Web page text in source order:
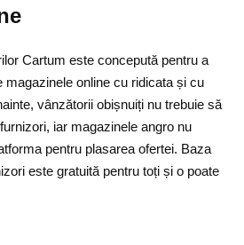
Cartum este concepută pentru a
magazinele online cu ridicata și cu
vânzătorii obișnuiți nu trebuie să
iar magazinele angro nu
pentru plasarea ofertei. Baza
este gratuită pentru toți și o poate